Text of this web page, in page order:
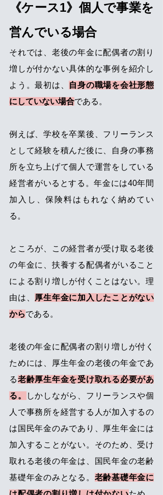
《ケース1》個人で事業を
営んでいる場合
それでは、老後の年金に配偶者の割り
増しが付かない具体的な事例を紹介し
よう。最初は、
自身の職場を会社形態
にしていない場合である。
例えば、学校を卒業後、フリーランス
として経験を積んだ後に、自身の事務
所を立ち上げて個人で運営をしている
経営者がいるとする。年金には40年間
加入し、保険料はもれなく納めてい
る。
ところが、この経営者が受け取る老後
の年金に、扶養する配偶者がいること
による割り増しが付くことはない。理
由は、 厚生年金に加入したことがない
からである。
老後の年金に配偶者の割り増しが付く
ためには、厚生年金の老後の年金であ
る老齢厚生年金を受け取れる必要があ
る。
しかしながら、フリーランスや個
人で事務所を経営する人が加入するの
は国民年金のみであり、厚生年金には
加入することがない。そのため、受け
取れる老後の年金は、国民年金の老齢
基礎年金のみとなる。 老齢基礎年金に